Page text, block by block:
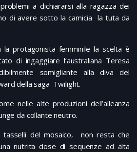
a dichiararsi alla ragazza dei
di avere sotto la camicia la tuta da
la protagonista femminile la scelta è
di ingaggiare l’australiana Teresa
somigliante alla diva del
della saga Twilight.
nelle alte produzioni dell’alleanza
da collante neutro.
del mosaico, non resta che
nutrita dose di sequenze ad alta